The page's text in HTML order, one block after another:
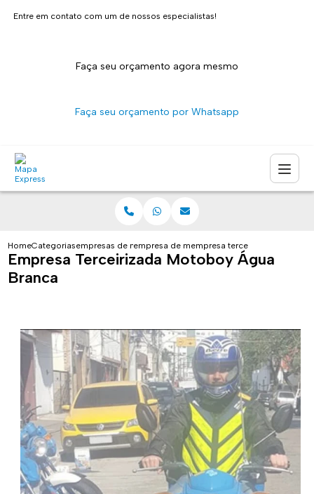
Entre em contato com um de nossos especialistas!
Faça seu orçamento agora mesmo
Faça seu orçamento por Whatsapp
HomeCategoriasempresas de motoboyempresa de motoboy terceirizada
empresa terceirizada
Empresa Terceirizada Motoboy Água
Branca